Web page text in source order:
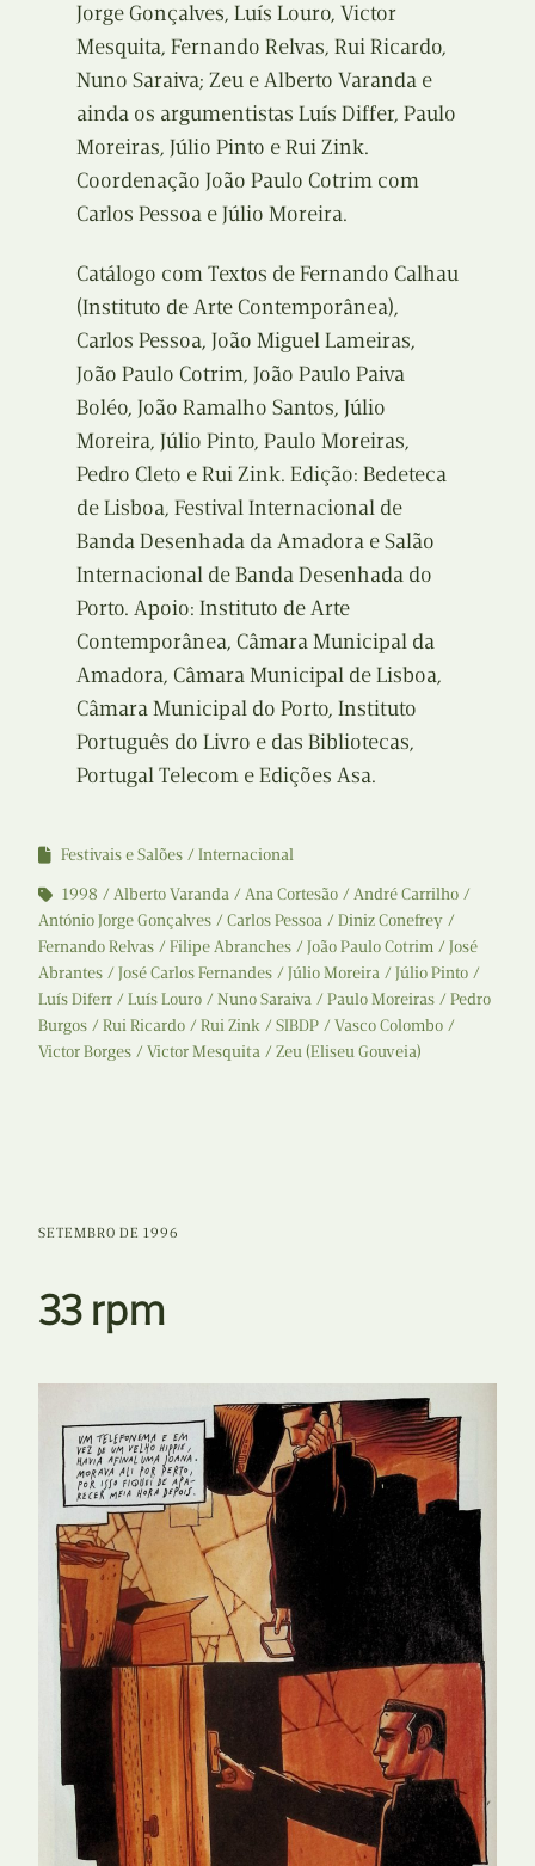
Jorge Gonçalves, Luís Louro, Victor
Mesquita, Fernando Relvas, Rui Ricardo,
Nuno Saraiva; Zeu e Alberto Varanda e
ainda os argumentistas Luís Differ, Paulo
Moreiras, Júlio Pinto e Rui Zink.
Coordenação João Paulo Cotrim com
Carlos Pessoa e Júlio Moreira.
Catálogo com Textos de Fernando Calhau
(Instituto de Arte Contemporânea),
Carlos Pessoa, João Miguel Lameiras,
João Paulo Cotrim, João Paulo Paiva
Boléo, João Ramalho Santos, Júlio
Moreira, Júlio Pinto, Paulo Moreiras,
Pedro Cleto e Rui Zink. Edição: Bedeteca
de Lisboa, Festival Internacional de
Banda Desenhada da Amadora e Salão
Internacional de Banda Desenhada do
Porto. Apoio: Instituto de Arte
Contemporânea, Câmara Municipal da
Amadora, Câmara Municipal de Lisboa,
Câmara Municipal do Porto, Instituto
Português do Livro e das Bibliotecas,
Portugal Telecom e Edições Asa.
Festivais e Salões
Internacional
1998
Alberto Varanda Ana Cortesão
André Carrilho
António Jorge Gonçalves
Carlos Pessoa
Diniz Conefrey
Fernando Relvas
Filipe Abranches João Paulo Cotrim
José
Abrantes
José Carlos Fernandes Júlio Moreira
Júlio Pinto
Luís Diferr
Luís Louro Nuno Saraiva Paulo Moreiras
Pedro
Burgos
Rui Ricardo Rui Zink SIBDP
Vasco Colombo
Victor Borges
Victor Mesquita Zeu (Eliseu Gouveia)
SETEMBRO DE 1996
33 rpm